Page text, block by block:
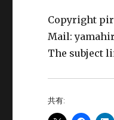
Copyright
Mail:
The subject
共有: